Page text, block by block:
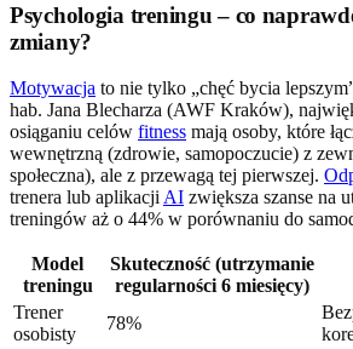
Psychologia treningu – co
zmiany?
Motywacja to nie tylko „chęć bycia
hab. Jana Blecharza (AWF Kraków),
osiąganiu celów fitness mają osoby, które
wewnętrzną (zdrowie, samopoczucie) z
społeczna), ale z przewagą tej pierwszej.
trenera lub aplikacji AI zwiększa szanse na
treningów aż o 44% w porównaniu do
Model
treningu
Skuteczność (utrzymanie
regularności 6 miesięcy)
Trener
osobisty
78%